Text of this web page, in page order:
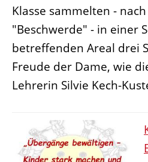
Klasse sammelten -
"Beschwerde" - in einer
betreffenden Areal drei
Freude der Dame, wie
Lehrerin Silvie Kech-